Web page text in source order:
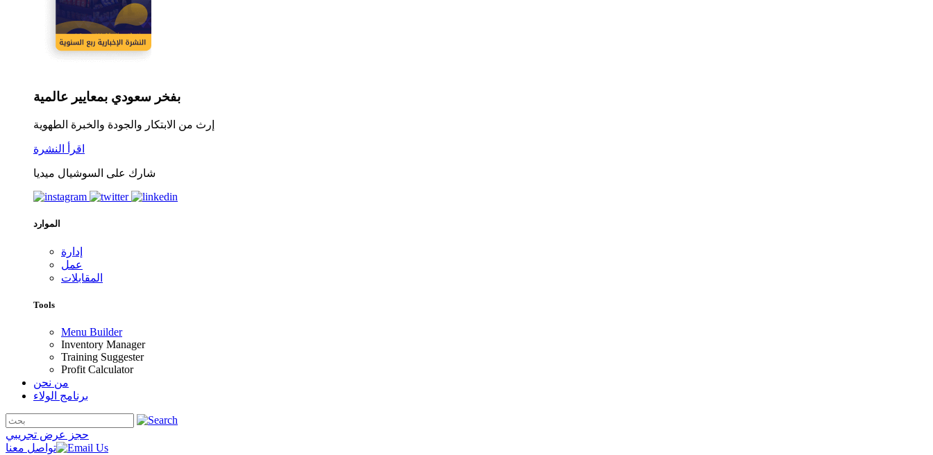
بفخر سعودي بمعايير عالمية
إرث من الابتكار والجودة والخبرة الطهوية
اقرأ النشرة
شارك على السوشيال ميديا
الموارد
إدارة
عمل
المقابلات
Tools
Menu Builder
Inventory Manager
Training Suggester
Profit Calculator
من نحن
برنامج الولاء
حجز عرض تجريبي
تواصل معنا